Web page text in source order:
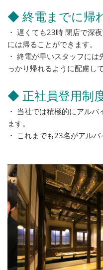
◆ 終電までに帰
・ 遅くても23時 閉店で深
には帰ることができます。
・ 終電が早いスタッフに
っかり帰れるように配慮し
◆ 正社員登用制
・ 当社では積極的にアル
ます。
・ これまでも23名がアル